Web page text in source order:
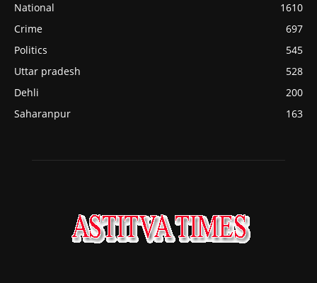
National
1610
Crime
697
Politics
545
Uttar pradesh
528
Dehli
200
Saharanpur
163